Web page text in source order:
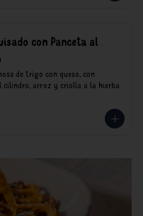
con Panceta al
de trigo con queso, con
cilindro, arroz y criolla a la hierba
están expresados en soles e